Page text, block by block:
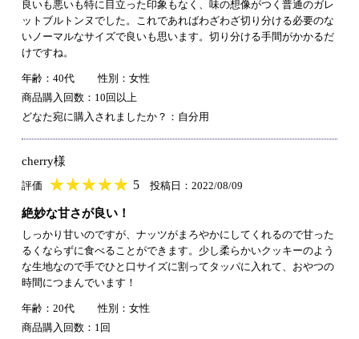
良いも悪いも特に目立った印象もなく、味の想像がつく普通のガレ
ットブルトンヌでした。これであればわざわざ切り分ける必要のな
いノーマルなサイズで良いも思います。切り分ける手間がかかるだ
けですね。
年齢：40代
性別：女性
商品購入回数：10回以上
どなた宛に購入されましたか？：自分用
cherry様
評価 ★★★★★
★★★★★ 5 投稿日：2022/08/09
絶妙な甘さが良い！
しっかり甘いのですが、ナッツがまろやかにしてくれるので甘った
るくならずに食べることができます。少し柔らかいクッキーのよう
な生地なので手でひと口サイズに割ってタッパに入れて、おやつの
時間につまんでいます！
年齢：20代
性別：女性
商品購入回数：1回